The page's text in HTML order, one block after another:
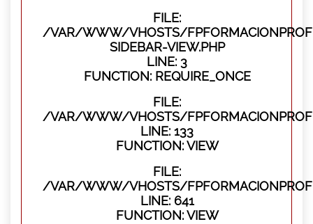
FILE:
/VAR/WWW/VHOSTS/
SIDEBAR-VIEW.PHP
LINE: 3
FUNCTION: REQUIRE_ONCE
FILE:
/VAR/WWW/VHOSTS/
LINE: 133
FUNCTION: VIEW
FILE:
/VAR/WWW/VHOSTS/
LINE: 641
FUNCTION: VIEW